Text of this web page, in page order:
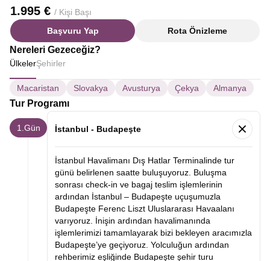
1.995 € / Kişi Başı
Başvuru Yap
Rota Önizleme
Nereleri Gezeceğiz?
ÜlkelerŞehirler
Macaristan Slovakya Avusturya Çekya Almanya
Tur Programı
1.Gün İstanbul - Budapeşte
İstanbul Havalimanı Dış Hatlar Terminalinde tur
günü belirlenen saatte buluşuyoruz. Buluşma
sonrası check-in ve bagaj teslim işlemlerinin
ardından İstanbul – Budapeşte uçuşumuzla
Budapeşte Ferenc Liszt Uluslararası Havaalanı
varıyoruz. İnişin ardından havalimanında
işlemlerimizi tamamlayarak bizi bekleyen aracımızla
Budapeşte’ye geçiyoruz. Yolculuğun ardından
rehberimiz eşliğinde Budapeşte şehir turu